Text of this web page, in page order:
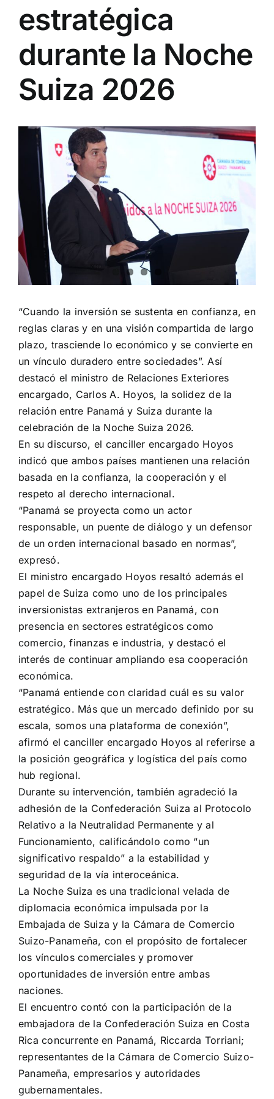
estratégica
durante la Noche
Suiza 2026
View
Larger
Image
“Cuando la inversión se sustenta en confianza, en
reglas claras y en una visión compartida de largo
plazo, trasciende lo económico y se convierte en
un vínculo duradero entre sociedades”. Así
destacó el ministro de Relaciones Exteriores
encargado, Carlos A. Hoyos, la solidez de la
relación entre Panamá y Suiza durante la
celebración de la Noche Suiza 2026.
En su discurso, el canciller encargado Hoyos
indicó que ambos países mantienen una relación
basada en la confianza, la cooperación y el
respeto al derecho internacional.
“Panamá se proyecta como un actor
responsable, un puente de diálogo y un defensor
de un orden internacional basado en normas”,
expresó.
El ministro encargado Hoyos resaltó además el
papel de Suiza como uno de los principales
inversionistas extranjeros en Panamá, con
presencia en sectores estratégicos como
comercio, finanzas e industria, y destacó el
interés de continuar ampliando esa cooperación
económica.
“Panamá entiende con claridad cuál es su valor
estratégico. Más que un mercado definido por su
escala, somos una plataforma de conexión”,
afirmó el canciller encargado Hoyos al referirse a
la posición geográfica y logística del país como
hub regional.
Durante su intervención, también agradeció la
adhesión de la Confederación Suiza al Protocolo
Relativo a la Neutralidad Permanente y al
Funcionamiento, calificándolo como “un
significativo respaldo” a la estabilidad y
seguridad de la vía interoceánica.
La Noche Suiza es una tradicional velada de
diplomacia económica impulsada por la
Embajada de Suiza y la Cámara de Comercio
Suizo-Panameña, con el propósito de fortalecer
los vínculos comerciales y promover
oportunidades de inversión entre ambas
naciones.
El encuentro contó con la participación de la
embajadora de la Confederación Suiza en Costa
Rica concurrente en Panamá, Riccarda Torriani;
representantes de la Cámara de Comercio Suizo-
Panameña, empresarios y autoridades
gubernamentales.